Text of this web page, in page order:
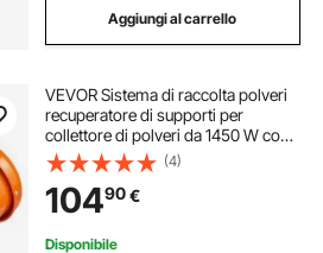
Aggiungi al carrello
VEVOR Sistema di raccolta polveri
recuperatore di supporti per
collettore di polveri da 1450 W con
capacità di 1,8 galloni Adatto
universale per armadietti e
sabbiatrici
(4)
10490€
Disponibile